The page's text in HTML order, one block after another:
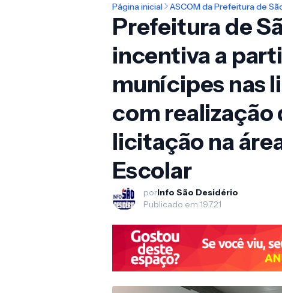
Página inicial ASCOM da Prefeitura de
Prefeitura de
incentiva a
munícipes nas
com realização
licitação na
Escolar
porInfo São Desidério
Publicado em:19.7.21